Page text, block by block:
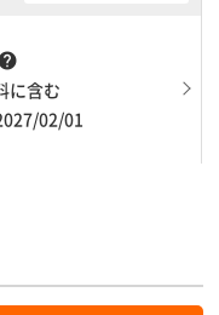
に含む
02/01